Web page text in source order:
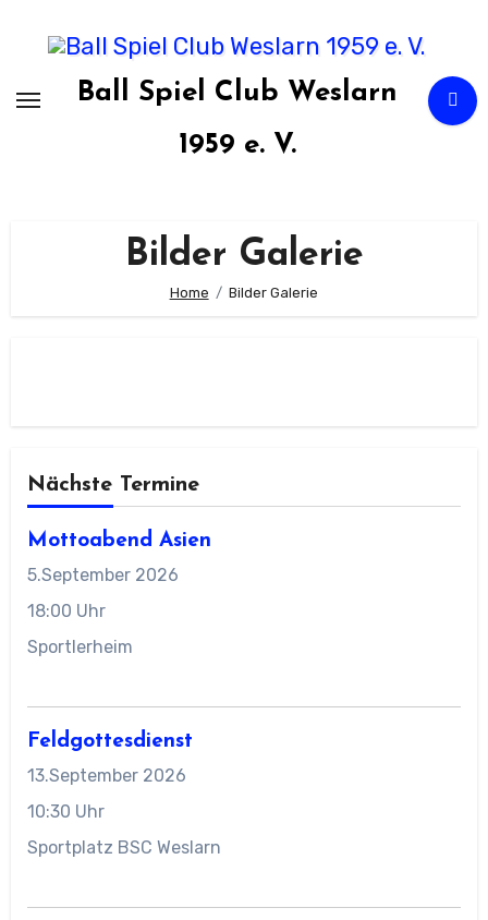
Ball Spiel Club Weslarn
1959 e. V.
Bilder Galerie
Home Bilder Galerie
Nächste Termine
Mottoabend Asien
5.September 2026
18:00 Uhr
Sportlerheim
Feldgottesdienst
13.September 2026
10:30 Uhr
Sportplatz BSC Weslarn